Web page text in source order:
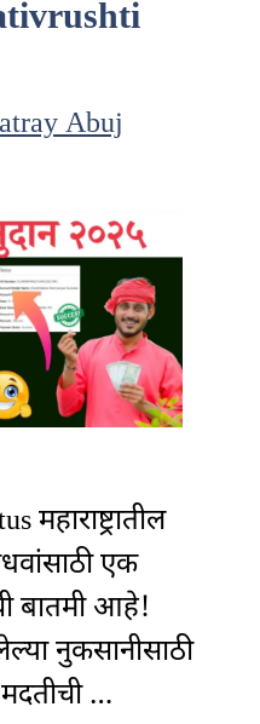
Abuj
एक
बातमी आहे!
नुकसानीसाठी
…